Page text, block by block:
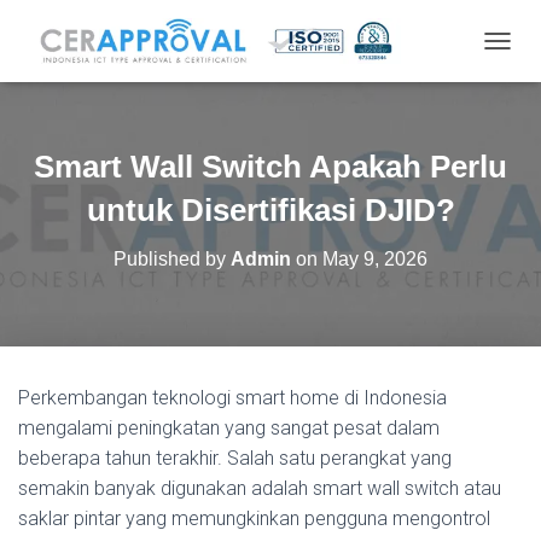
O
E
Smart Wall Switch Apakah Perlu
untuk Disertifikasi DJID?
Published by Admin on May 9, 2026
Perkembangan teknologi smart home di Indonesia
mengalami peningkatan yang sangat pesat dalam
beberapa tahun terakhir. Salah satu perangkat yang
semakin banyak digunakan adalah smart wall switch atau
saklar pintar yang memungkinkan pengguna mengontrol